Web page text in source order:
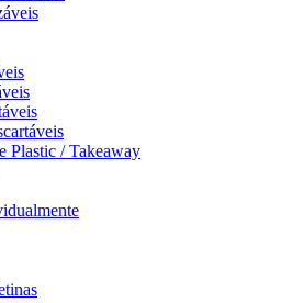
Plastic / Takeaway